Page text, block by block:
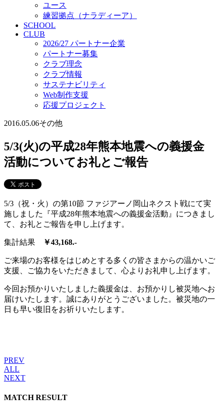
ユース
練習拠点（ナラディーア）
SCHOOL
CLUB
2026/27 パートナー企業
パートナー募集
クラブ理念
クラブ情報
サステナビリティ
Web制作支援
応援プロジェクト
2016.05.06その他
5/3(火)の平成28年熊本地震への義援金
活動についてお礼とご報告
5/3（祝・火）の第10節 ファジアーノ岡山ネクスト戦にて実
施しました『平成28年熊本地震への義援金活動』につきまし
て、お礼とご報告を申し上げます。
集計結果 ￥43,168.-
ご来場のお客様をはじめとする多くの皆さまからの温かいご
支援、ご協力をいただきまして、心よりお礼申し上げます。
今回お預かりいたしました義援金は、お預かりし被災地へお
届けいたします。誠にありがとうございました。被災地の一
日も早い復旧をお祈りいたします。
PREV
ALL
NEXT
MATCH RESULT